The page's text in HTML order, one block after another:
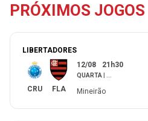
PRÓXIMOS JOGOS
LIBERTADORES
CRU FLA
12/08 21h30
QUARTA
Mineirão